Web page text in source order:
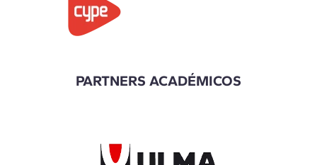
PARTNERS ACADÉMICOS